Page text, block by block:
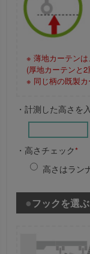
※ 薄地カーテンは
(厚地カーテンと
※ 同じ柄の既製カ
・計測した高さを
・高さチェック*
高さはラン
フックを選ぶ